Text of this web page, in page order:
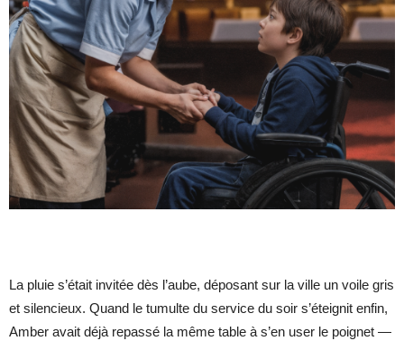
La pluie s’était invitée dès l’aube, déposant sur la ville un voile gris
et silencieux. Quand le tumulte du service du soir s’éteignit enfin,
Amber avait déjà repassé la même table à s’en user le poignet —